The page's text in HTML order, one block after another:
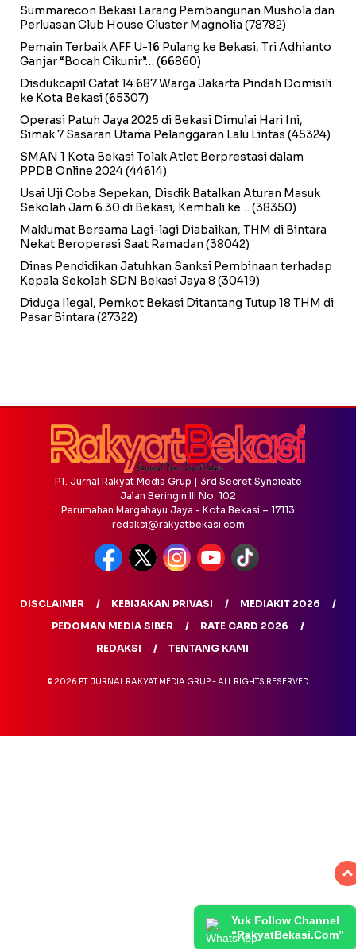
Summarecon Bekasi Larang Pembangunan Mushola dan
Perluasan Club House Cluster Magnolia (78782)
Pemain Terbaik AFF U-16 Pulang ke Bekasi, Tri Adhianto
Ganjar “Bocah Cikunir”… (66860)
Disdukcapil Catat 14.687 Warga Jakarta Pindah Domisili
ke Kota Bekasi(65307)
Operasi Patuh Jaya 2025 di Bekasi Dimulai Hari Ini,
Simak 7 Sasaran Utama Pelanggaran Lalu Lintas (45324)
SMAN 1 Kota Bekasi Tolak Atlet Berprestasi dalam
PPDB Online 2024(44614)
Usai Uji Coba Sepekan, Disdik Batalkan Aturan Masuk
Sekolah Jam 6.30 di Bekasi, Kembali ke… (38350)
Maklumat Bersama Lagi-lagi Diabaikan, THM di Bintara
Nekat Beroperasi Saat Ramadan (38042)
Dinas Pendidikan Jatuhkan Sanksi Pembinaan terhadap
Kepala Sekolah SDN Bekasi Jaya 8 (30419)
Diduga Ilegal, Pemkot Bekasi Ditantang Tutup 18 THM di
Pasar Bintara (27322)
Yuk Follow Channel
“RakyatBekasi.Com”
PT. Jurnal Rakyat Media Grup | 3rd Secret Syndicate
Jalan Beringin III No. 102
Perumahan Margahayu Jaya - Kota Bekasi – 17113
redaksi@rakyatbekasi.com
DISCLAIMER KEBIJAKAN PRIVASI
MEDIAKIT 2026
PEDOMAN MEDIA SIBER
RATE CARD 2026
REDAKSI
TENTANG KAMI
© 2026 PT. JURNAL RAKYAT MEDIA GRUP - ALL RIGHTS RESERVED